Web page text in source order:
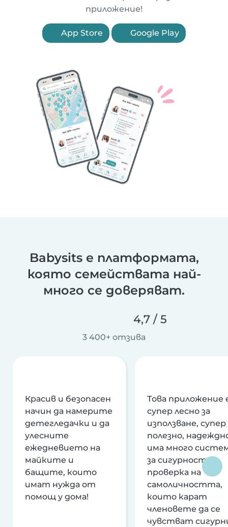
приложение!
App Store Google Play
Babysits е платформата,
която семействата най-
много се доверяват.
4,7 / 5
3 400+ отзива
Красив и безопасен
начин да намерите
детегледачки и да
улесните
ежедневието на
майките и
бащите, които
имат нужда от
помощ у дома!
Това приложение
супер лесно за
използване, супер
полезно,
има много
за сигурност и
проверка на
самоличността,
които карат
членовете да се
чувстват